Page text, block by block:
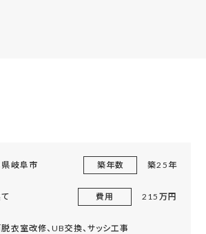
岐阜市 築年数 築25年
費用 215万円
衣室改修、UB交換、サッシ工事